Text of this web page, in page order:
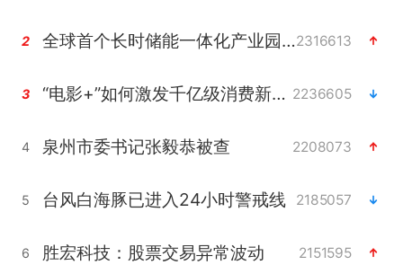
2 全球首个长时储能一体化产业园量产2316613
3 “电影+”如何激发千亿级消费新活力？ 2236605
4 泉州市委书记张毅恭被查 2208073
5 台风白海豚已进入24小时警戒线 2185057
6 胜宏科技：股票交易异常波动 2151595